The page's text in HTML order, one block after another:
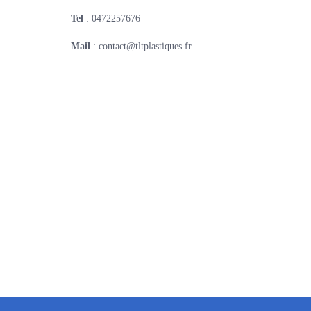
Tel : 0472257676
Mail : contact@tltplastiques.fr